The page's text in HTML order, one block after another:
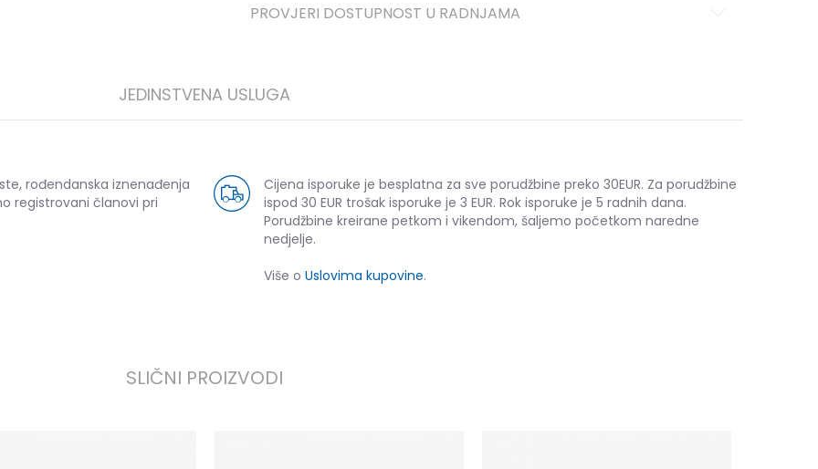
PROVJERI DOSTUPNOST U RADNJAMA
JEDINSTVENA USLUGA
rođendanska iznenađenja
registrovani članovi pri
Cijena isporuke je besplatna za sve porudžbine preko 30EUR. Za porudžbine
ispod 30 EUR trošak isporuke je 3 EUR. Rok isporuke je 5 radnih dana.
Porudžbine kreirane petkom i vikendom, šaljemo početkom naredne
nedjelje.
Više o Uslovima kupovine.
SLIČNI PROIZVODI